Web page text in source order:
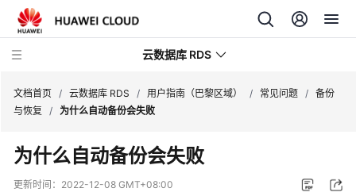
云数据库 RDS
产
文档首页 / 云数据库 RDS / 用户指南（巴黎区域） / 常见问题 / 备份
与恢复
/ 为什么自动备份会失败
为什么自动备份会失败
更新时间： 2022-12-08 GMT+08:00